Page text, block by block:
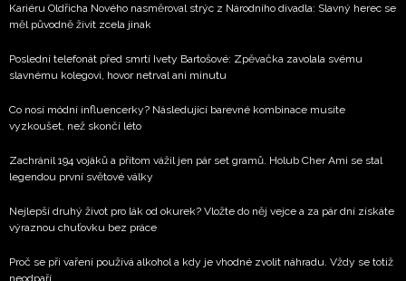
Kariéru Oldřicha Nového nasměroval strýc z Národního divadla: Slavný herec se
měl původně živit zcela jinak
Poslední telefonát před smrtí Ivety Bartošové: Zpěvačka zavolala svému
slavnému kolegovi, hovor netrval ani minutu
Co nosí módní influencerky? Následující barevné kombinace musíte
vyzkoušet, než skončí léto
Zachránil 194 vojáků a přitom vážil jen pár set gramů. Holub Cher Ami se stal
legendou první světové války
Nejlepší druhý život pro lák od okurek? Vložte do něj vejce a za pár dní získáte
výraznou chuťovku bez práce
Proč se při vaření používá alkohol a kdy je vhodné zvolit náhradu. Vždy se totiž
neodpaří